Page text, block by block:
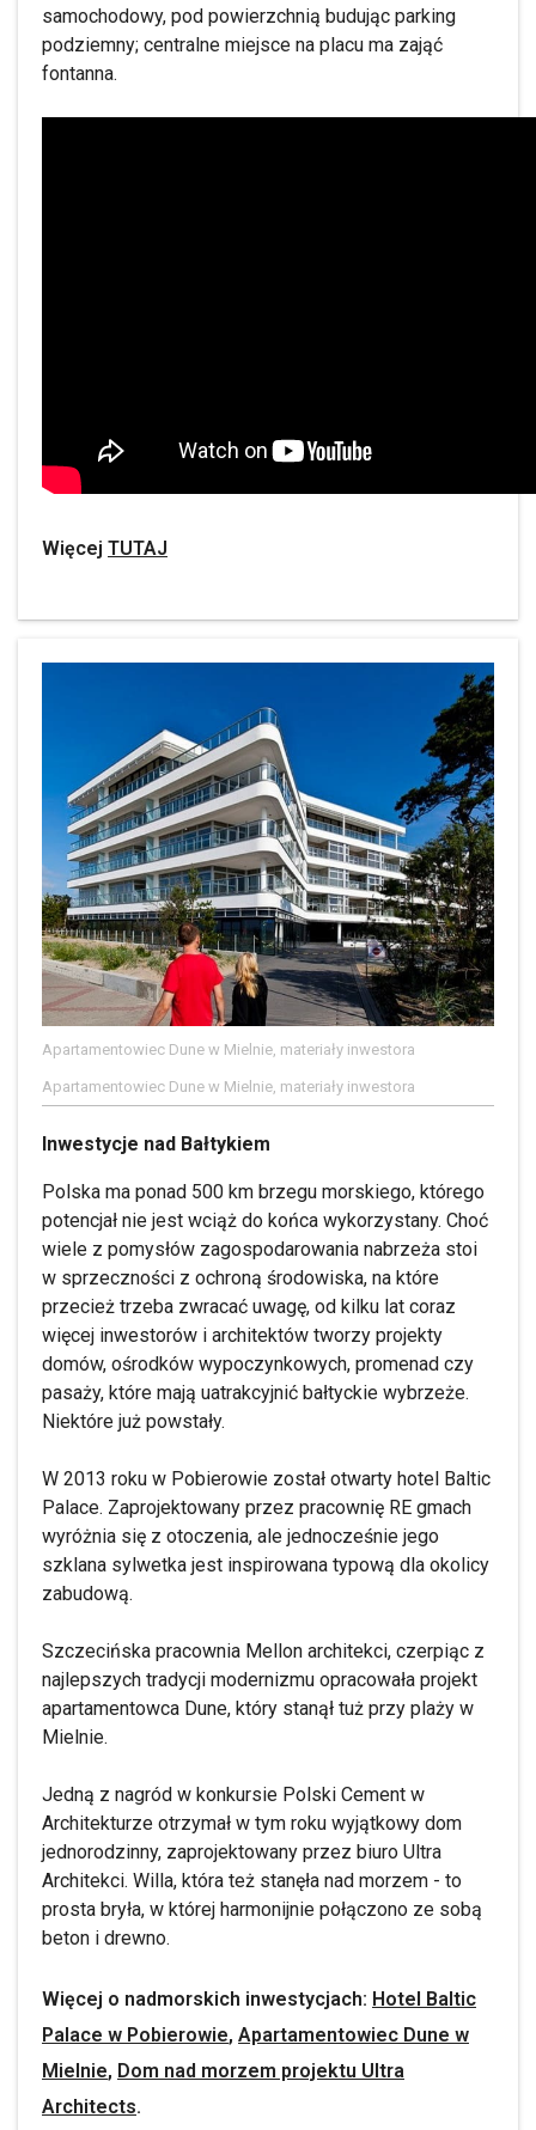
samochodowy, pod powierzchnią budując parking
podziemny; centralne miejsce na placu ma zająć
fontanna.
Więcej TUTAJ
Apartamentowiec Dune w Mielnie, materiały inwestora
Apartamentowiec Dune w Mielnie, materiały inwestora
Inwestycje nad Bałtykiem
Polska ma ponad 500 km brzegu morskiego, którego
potencjał nie jest wciąż do końca wykorzystany. Choć
wiele z pomysłów zagospodarowania nabrzeża stoi
w sprzeczności z ochroną środowiska, na które
przecież trzeba zwracać uwagę, od kilku lat coraz
więcej inwestorów i architektów tworzy projekty
domów, ośrodków wypoczynkowych, promenad czy
pasaży, które mają uatrakcyjnić bałtyckie wybrzeże.
Niektóre już powstały.
W 2013 roku w Pobierowie został otwarty hotel Baltic
Palace. Zaprojektowany przez pracownię RE gmach
wyróżnia się z otoczenia, ale jednocześnie jego
szklana sylwetka jest inspirowana typową dla okolicy
zabudową.
Szczecińska pracownia Mellon architekci, czerpiąc z
najlepszych tradycji modernizmu opracowała projekt
apartamentowca Dune, który stanął tuż przy plaży w
Mielnie.
Jedną z nagród w konkursie Polski Cement w
Architekturze otrzymał w tym roku wyjątkowy dom
jednorodzinny, zaprojektowany przez biuro Ultra
Architekci. Willa, która też stanęła nad morzem - to
prosta bryła, w której harmonijnie połączono ze sobą
beton i drewno.
Więcej o nadmorskich inwestycjach: Hotel Baltic
Palace w Pobierowie, Apartamentowiec Dune w
Mielnie, Dom nad morzem projektu Ultra
Architects.